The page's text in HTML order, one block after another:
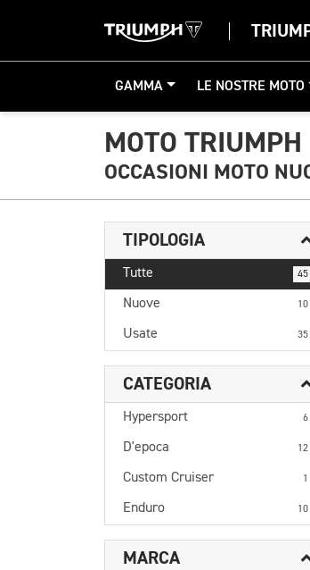
GAMMA LE NOSTRE MOTO
MOTO TRIUMPH
OCCASIONI MOTO
TIPOLOGIA
Tutte 45
Nuove 10
Usate 35
CATEGORIA
Hypersport 6
D'epoca 12
Custom Cruiser 1
Enduro 10
MARCA